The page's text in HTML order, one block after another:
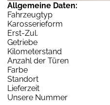
Allgemeine Daten:
Fahrzeugtyp
Karosserieform
Erst-Zul.
Getriebe
Kilometerstand
Anzahl der Türen
Farbe
Standort
Lieferzeit
Unsere Nummer